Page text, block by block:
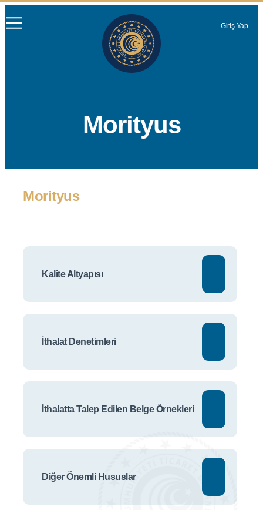
Giriş Yap
Morityus
Kalite Altyapısı
İthalat Denetimleri
İthalatta Talep Edilen Belge Örnekleri
Diğer Önemli Hususlar
Morityus